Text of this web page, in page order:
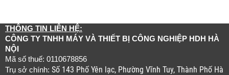
THÔNG TIN LIÊN HỆ:
CÔNG TY TNHH MÁY VÀ THIẾT BỊ CÔNG NGHIỆP HDH HÀ
NỘI
Mã số thuế: 0110678856
Trụ sở chính: Số 143 Phố Yên lạc, Phường Vĩnh Tuy, Thành Phố Hà